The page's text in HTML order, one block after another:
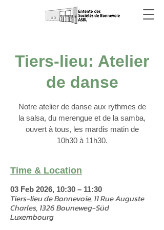
Tiers-lieu: Atelier
de danse
Notre atelier de danse aux rythmes de
la salsa, du merengue et de la samba,
ouvert à tous, les mardis matin de
10h30 à 11h30.
Time & Location
03 Feb 2026, 10:30 – 11:30
Tiers-lieu de Bonnevoie, 11 Rue Auguste
Charles, 1326 Bouneweg-Süd
Luxembourg